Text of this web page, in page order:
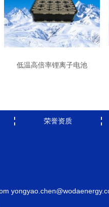
低温高倍率锂离子电池
荣誉资质